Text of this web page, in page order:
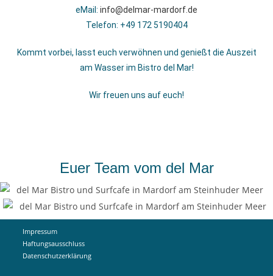
eMail: info@delmar-mardorf.de
Telefon: +49 172 5190404
Kommt vorbei, lasst euch verwöhnen und genießt die Auszeit
am Wasser im Bistro del Mar!
Wir freuen uns auf euch!
Euer Team vom del Mar
Impressum
Haftungsausschluss
Datenschutzerklärung